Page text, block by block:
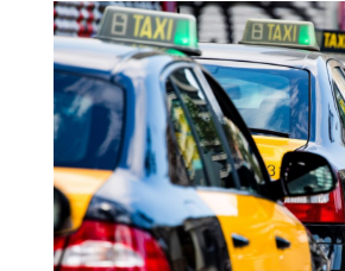
oberts/detall/-/
Imagen